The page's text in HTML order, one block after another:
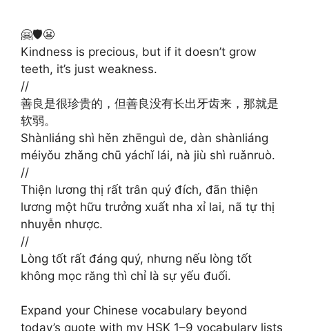
🤗🛡️😬
Kindness is precious, but if it doesn’t grow
teeth, it’s just weakness.
//
善良是很珍贵的，但善良没有长出牙齿来，那就是
软弱。
Shànliáng shì hěn zhēnguì de, dàn shànliáng
méiyǒu zhǎng chū yáchǐ lái, nà jiù shì ruǎnruò.
//
Thiện lương thị rất trân quý đích, đãn thiện
lương một hữu trưởng xuất nha xỉ lai, nã tự thị
nhuyễn nhược.
//
Lòng tốt rất đáng quý, nhưng nếu lòng tốt
không mọc răng thì chỉ là sự yếu đuối.
Expand your Chinese vocabulary beyond
today’s quote with my HSK 1–9 vocabulary lists